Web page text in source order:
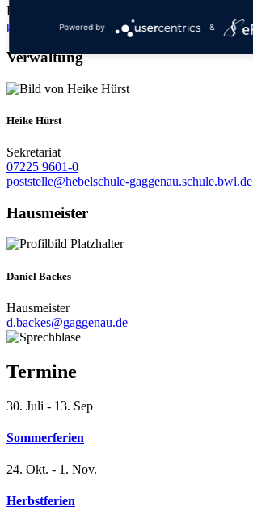
Konrektorin
poststelle@hebelschule-gaggenau.schule.bwl.de
Verwaltung
Heike Hürst
Sekretariat
07225 9601-0
poststelle@hebelschule-gaggenau.schule.bwl.de
Hausmeister
Daniel Backes
Hausmeister
d.backes@gaggenau.de
Termine
30. Juli - 13. Sep
Sommerferien
24. Okt. - 1. Nov.
Herbstferien
Powered by &